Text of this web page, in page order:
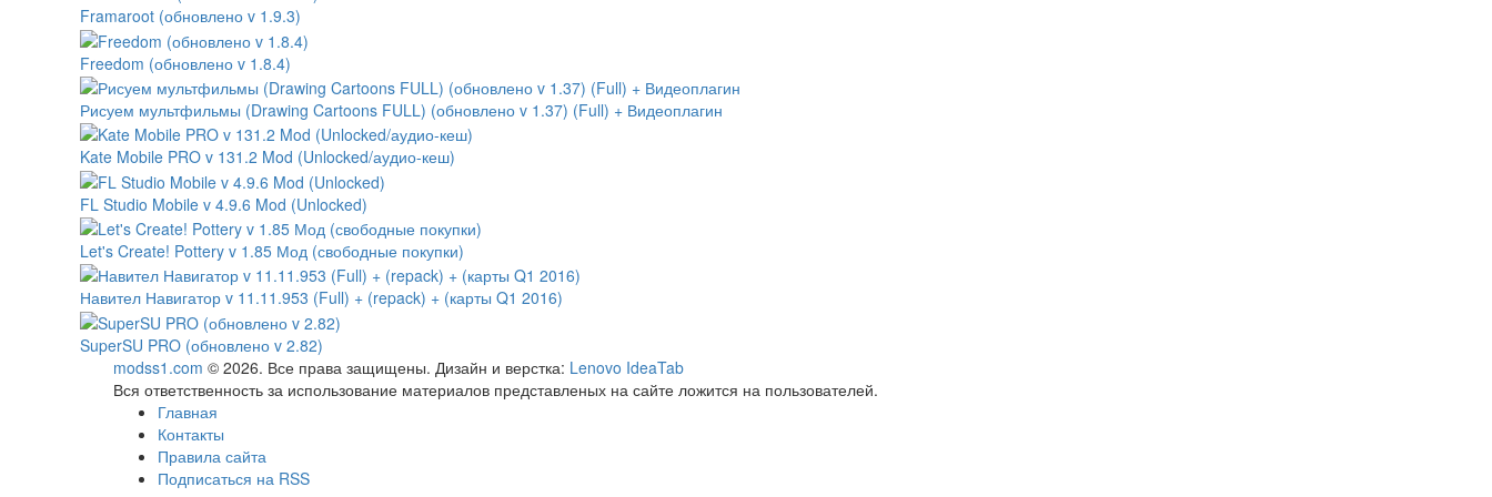
Framaroot (обновлено v 1.9.3)
Freedom (обновлено v 1.8.4)
Рисуем мультфильмы (Drawing Cartoons FULL) (обновлено v 1.37) (Full) + Видеоплагин
Kate Mobile PRO v 131.2 Mod (Unlocked/аудио-кеш)
FL Studio Mobile v 4.9.6 Mod (Unlocked)
Let's Create! Pottery v 1.85 Мод (свободные покупки)
Навител Навигатор v 11.11.953 (Full) + (repack) + (карты Q1 2016)
SuperSU PRO (обновлено v 2.82)
modss1.com © 2026. Все права защищены. Дизайн и верстка: Lenovo IdeaTab
Вся ответственность за использование материалов представленых на сайте ложится на пользователей.
Главная
Контакты
Правила сайта
Подписаться на RSS